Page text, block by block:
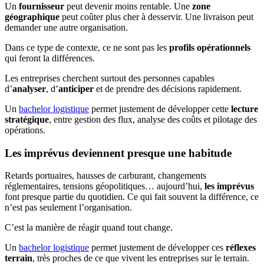
Un fournisseur peut devenir moins rentable. Une zone
géographique peut coûter plus cher à desservir. Une livraison peut
demander une autre organisation.
Dans ce type de contexte, ce ne sont pas les profils opérationnels
qui feront la différences.
Les entreprises cherchent surtout des personnes capables
d’analyser, d’anticiper et de prendre des décisions rapidement.
Un bachelor logistique permet justement de développer cette lecture
stratégique, entre gestion des flux, analyse des coûts et pilotage des
opérations.
Les imprévus deviennent presque une habitude
Retards portuaires, hausses de carburant, changements
réglementaires, tensions géopolitiques… aujourd’hui, les imprévus
font presque partie du quotidien. Ce qui fait souvent la différence, ce
n’est pas seulement l’organisation.
C’est la manière de réagir quand tout change.
Un bachelor logistique permet justement de développer ces réflexes
terrain, très proches de ce que vivent les entreprises sur le terrain.